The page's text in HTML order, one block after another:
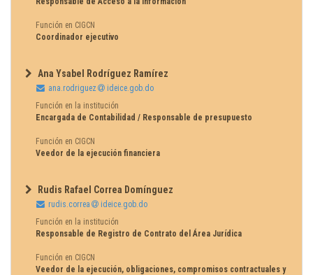
Función en CIGCN
Coordinador ejecutivo
Ana Ysabel Rodríguez Ramírez
ana.rodriguez
ideice.gob.do
Función en la institución
Encargada de Contabilidad / Responsable de presupuesto
Función en CIGCN
Veedor de la ejecución financiera
Rudis Rafael Correa Domínguez
rudis.correa
ideice.gob.do
Función en la institución
Responsable de Registro de Contrato del Área Jurídica
Función en CIGCN
Veedor de la ejecución, obligaciones, compromisos contractuales y